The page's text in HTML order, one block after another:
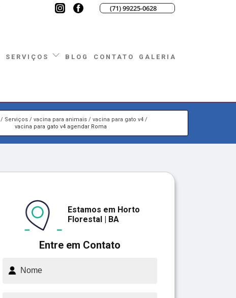
(71) 99225-0628
SERVIÇOS BLOG CONTATO GALERIA
Serviços vacina para animais
vacina para gato v4
vacina para gato v4 agendar Roma
Entre em Contato
Estamos em Horto
Florestal | BA